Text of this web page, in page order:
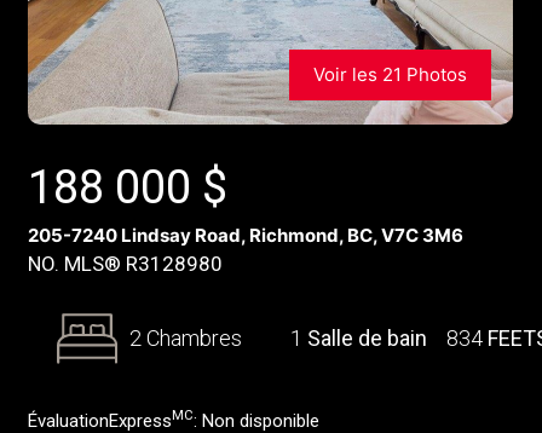
Voir les 21 Photos
188 000 $
205-7240 Lindsay Road, Richmond, BC, V7C 3M6
NO. MLS® R3128980
2 Chambres 1 Salle de bain 834
ÉvaluationExpress MC: Non disponible